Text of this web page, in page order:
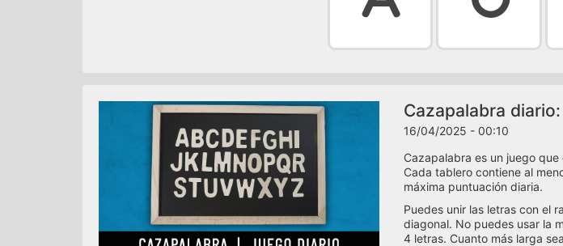
Cazapalabra
16/04/2025 - 00:10
Cazapalabra es un juego
Cada tablero contiene al
máxima puntuación diaria.
Puedes unir las letras con el
diagonal. No puedes usar la
4 letras. Cuanto más larga